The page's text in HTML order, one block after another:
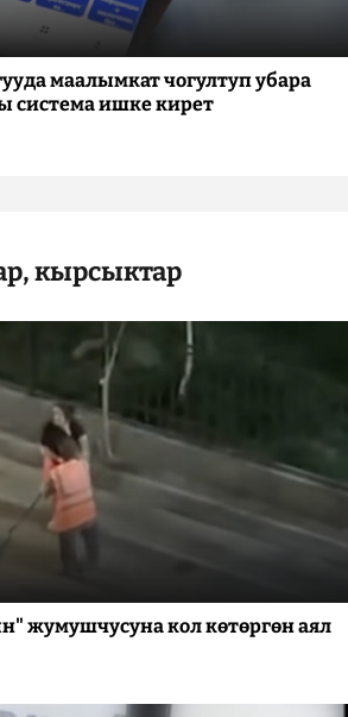
маалымкат чогултуп убара
система ишке кирет
кырсыктар
жумушчусуна кол көтөргөн аял